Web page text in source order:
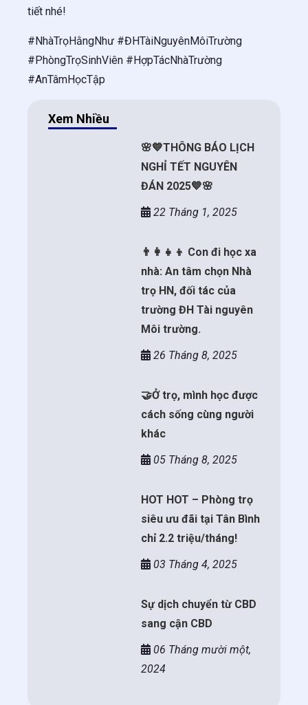
tiết nhé!
#NhàTrọHằngNhư #ĐHTàiNguyênMôiTrường
#PhòngTrọSinhViên #HợpTácNhàTrường
#AnTâmHọcTập
Xem Nhiều
🌸💙THÔNG BÁO LỊCH
NGHỈ TẾT NGUYÊN
ĐÁN 2025💙🌸
22 Tháng 1, 2025
👨‍👩‍👧‍👦 Con đi học xa
nhà: An tâm chọn Nhà
trọ HN, đối tác của
trường ĐH Tài nguyên
Môi trường.
26 Tháng 8, 2025
🤝Ở trọ, mình học được
cách sống cùng người
khác
05 Tháng 8, 2025
HOT HOT – Phòng trọ
siêu ưu đãi tại Tân Bình
chỉ 2.2 triệu/tháng!
03 Tháng 4, 2025
Sự dịch chuyển từ CBD
sang cận CBD
06 Tháng mười một,
2024